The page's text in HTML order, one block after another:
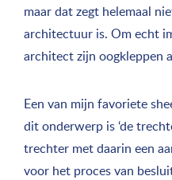
maar dat zegt helemaal
architectuur is. Om echt
architect zijn oogkleppen
Een van mijn favoriete
dit onderwerp is ‘de
trechter met daarin een
voor het proces van